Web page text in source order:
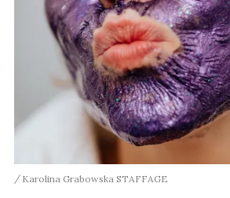
Karolina Grabowska STAFFAGE